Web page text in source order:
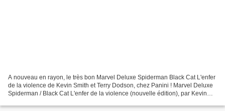
A nouveau en rayon, le très bon Marvel Deluxe Spiderman Black Cat L'enfer
de la violence de Kevin Smith et Terry Dodson, chez Panini ! Marvel Deluxe
Spiderman / Black Cat L'enfer de la violence (nouvelle édition), par Kevin